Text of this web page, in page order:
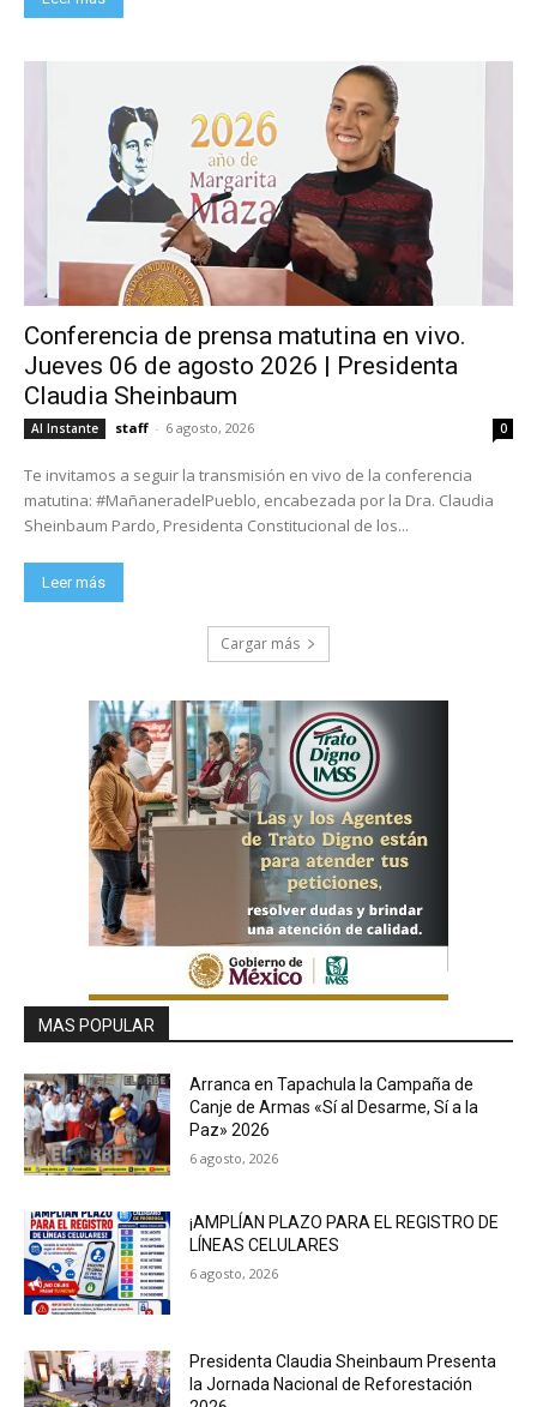
Conferencia de prensa matutina en vivo.
Jueves 06 de agosto 2026 | Presidenta
Claudia Sheinbaum
Al Instante staff - 6 agosto, 2026 0
Te invitamos a seguir la transmisión en vivo de la conferencia
matutina: #MañaneradelPueblo, encabezada por la Dra. Claudia
Sheinbaum Pardo, Presidenta Constitucional de los...
Leer más
Cargar más
MAS POPULAR
Arranca en Tapachula la Campaña de
Canje de Armas «Sí al Desarme, Sí a la
Paz» 2026
6 agosto, 2026
¡AMPLÍAN PLAZO PARA EL REGISTRO DE
LÍNEAS CELULARES
6 agosto, 2026
Presidenta Claudia Sheinbaum Presenta
la Jornada Nacional de Reforestación